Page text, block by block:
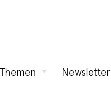
Themen Newsletter